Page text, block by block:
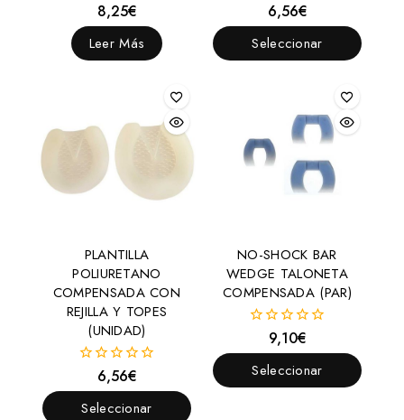
fuera
de
5
8,25€
Leer Más
fuera
de
6,56€
Seleccionar
PLANTILLA
POLIURETANO
COMPENSADA CON
REJILLA Y TOPES
(UNIDAD)
fuera
de
6,56€
Seleccionar
NO-SHOCK BAR
WEDGE TALONETA
COMPENSADA (PAR)
fuera
de
9,10€
Seleccionar